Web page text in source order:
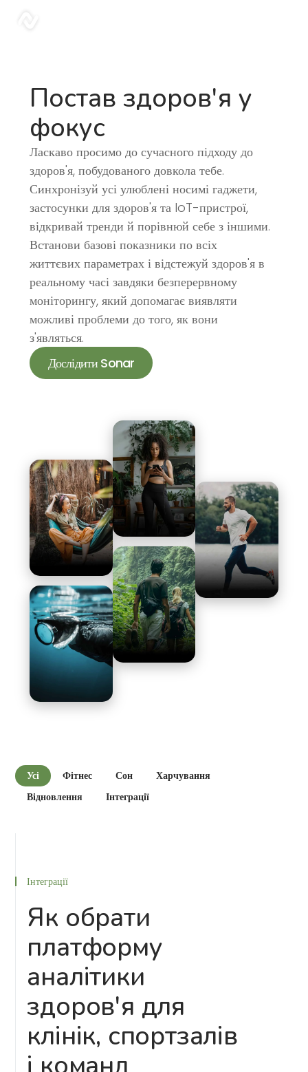
Постав здоров'я у
фокус
Ласкаво просимо до сучасного підходу до
здоров'я, побудованого довкола тебе.
Синхронізуй усі улюблені носимі гаджети,
застосунки для здоров'я та IoT-пристрої,
відкривай тренди й порівнюй себе з іншими.
Встанови базові показники по всіх
життєвих параметрах і відстежуй здоров'я в
реальному часі завдяки безперервному
моніторингу, який допомагає виявляти
можливі проблеми до того, як вони
з'являться.
Дослідити Sonar
Усі Фітнес Сон
Харчування
Відновлення
Інтеграції
Інтеграції
Як обрати
платформу
аналітики
здоров'я для
клінік, спортзалів